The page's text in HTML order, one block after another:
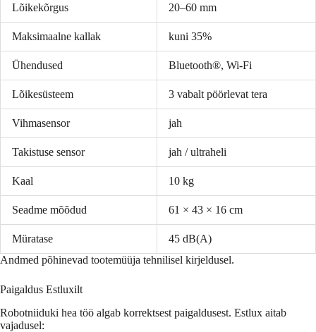
Lõikekõrgus 20–60 mm
Maksimaalne kallak kuni 35%
Ühendused Bluetooth®, Wi-Fi
Lõikesüsteem 3 vabalt pöörlevat tera
Vihmasensor jah
Takistuse sensor jah / ultraheli
Kaal 10 kg
Seadme mõõdud 61 × 43 × 16 cm
Müratase
45 dB(A)
Andmed põhinevad tootemüüja tehnilisel kirjeldusel.
Paigaldus Estluxilt
Robotniiduki hea töö algab korrektsest paigaldusest. Estlux aitab
vajadusel: